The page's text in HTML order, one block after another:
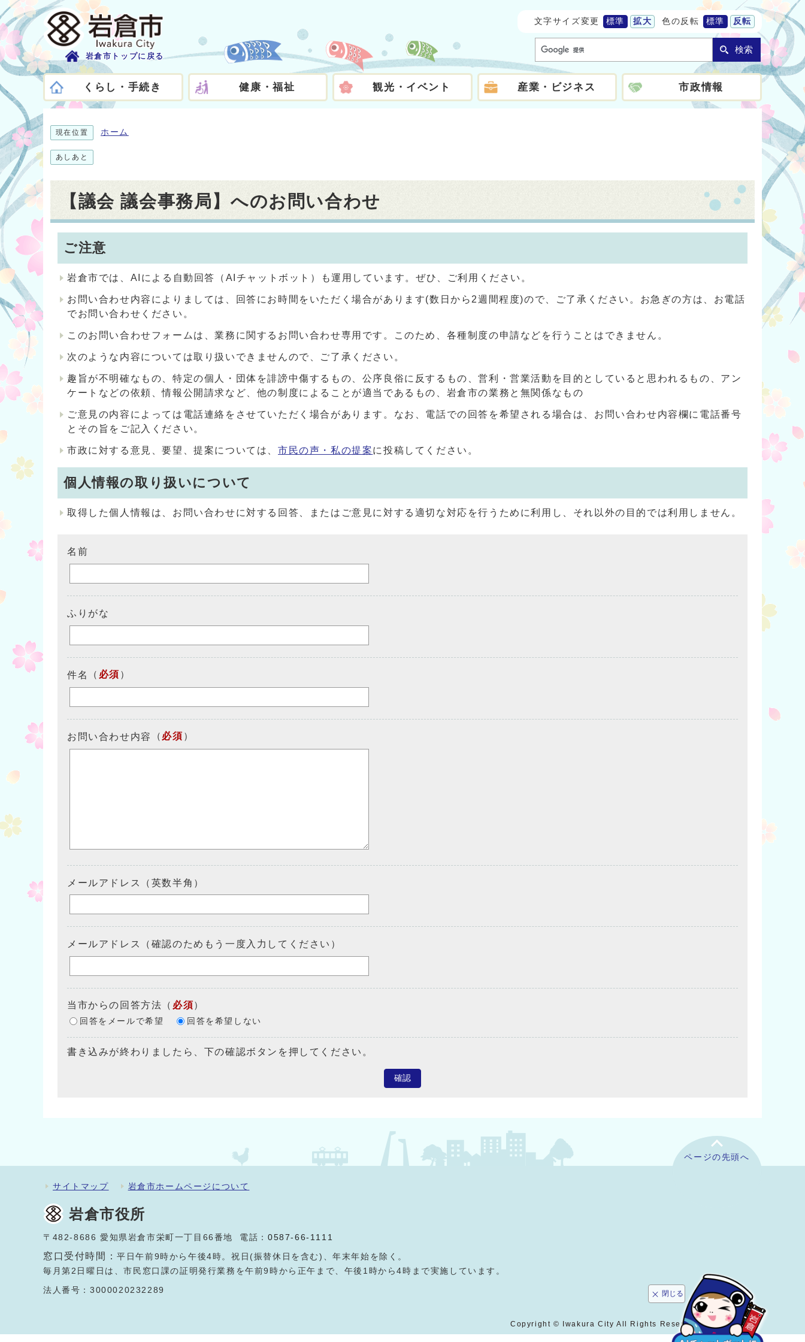
岩倉市トップに戻る
文字サイズ変更 標準 拡大 色の反転 標準 反転
検索
くらし・手続き 健康・福祉 観光・イベント 産業・ビジネス 市政情報
現在位置 ホーム
あしあと
【議会 議会事務局】へのお問い合わせ
ご注意
岩倉市では、AIによる自動回答（AIチャットボット）も運用しています。ぜひ、ご利用ください。
お問い合わせ内容によりましては、回答にお時間をいただく場合があります(数日から2週間程度)ので、ご了承ください。お急ぎの方は、お電話
でお問い合わせください。
このお問い合わせフォームは、業務に関するお問い合わせ専用です。このため、各種制度の申請などを行うことはできません。
次のような内容については取り扱いできませんので、ご了承ください。
趣旨が不明確なもの、特定の個人・団体を誹謗中傷するもの、公序良俗に反するもの、営利・営業活動を目的としていると思われるもの、アン
ケートなどの依頼、情報公開請求など、他の制度によることが適当であるもの、岩倉市の業務と無関係なもの
ご意見の内容によっては電話連絡をさせていただく場合があります。なお、電話での回答を希望される場合は、お問い合わせ内容欄に電話番号
とその旨をご記入ください。
市政に対する意見、要望、提案については、 市民の声・私の提案に投稿してください。
個人情報の取り扱いについて
取得した個人情報は、お問い合わせに対する回答、またはご意見に対する適切な対応を行うために利用し、それ以外の目的では利用しません。
名前
ふりがな
件名 （ 必須 ）
お問い合わせ内容 （ 必須 ）
メールアドレス（英数半角）
メールアドレス（確認のためもう一度入力してください）
当市からの回答方法 （ 必須）
回答をメールで希望 回答を希望しない
書き込みが終わりましたら、下の確認ボタンを押してください。
確認
閉じる
ページの先頭へ
サイトマップ 岩倉市ホームページについて
岩倉市役所
〒482-8686 愛知県岩倉市栄町一丁目66番地 電話：0587-66-1111
窓口受付時間：平日午前9時から午後4時。祝日(振替休日を含む)、年末年始を除く。
毎月第2日曜日は、市民窓口課の証明発行業務を午前9時から正午まで、午後1時から4時まで実施しています。
法人番号：3000020232289
Copyright © Iwakura City All Rights Reserved.